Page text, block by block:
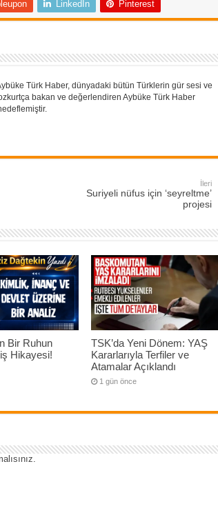
LinkedIn Pinterest
Türk Haber, dünyadaki bütün Türklerin gür sesi ve
bakan ve değerlendiren Aybüke Türk Haber
İleri
Suriyeli nüfus için ‘seyreltme’
projesi
Bir Ruhun
Hikayesi!
TSK’da Yeni Dönem: YAŞ
Kararlarıyla Terfiler ve
Atamalar Açıklandı
1 gün önce
.